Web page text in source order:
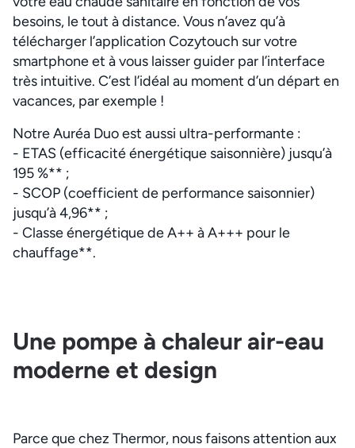
besoins, le tout à distance. Vous n’avez qu’à
télécharger l’application Cozytouch sur votre
smartphone et à vous laisser guider par l’interface
très intuitive. C’est l’idéal au moment d’un départ en
vacances, par exemple !
Notre Auréa Duo est aussi ultra-performante :
- ETAS (efficacité énergétique saisonnière) jusqu’à
195 %** ;
- SCOP (coefficient de performance saisonnier)
jusqu’à 4,96** ;
- Classe énergétique de A++ à A+++ pour le
chauffage**.
Une pompe à chaleur air-eau
moderne et design
Parce que chez Thermor, nous faisons attention aux